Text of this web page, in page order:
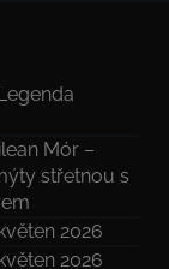
Mór –
střetnou s
2026
2026